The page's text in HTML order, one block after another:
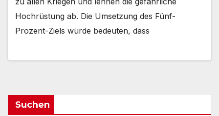
Hochrüstung ab. Die Umsetzung des Fünf-
Prozent-Ziels würde bedeuten, dass
Suchen